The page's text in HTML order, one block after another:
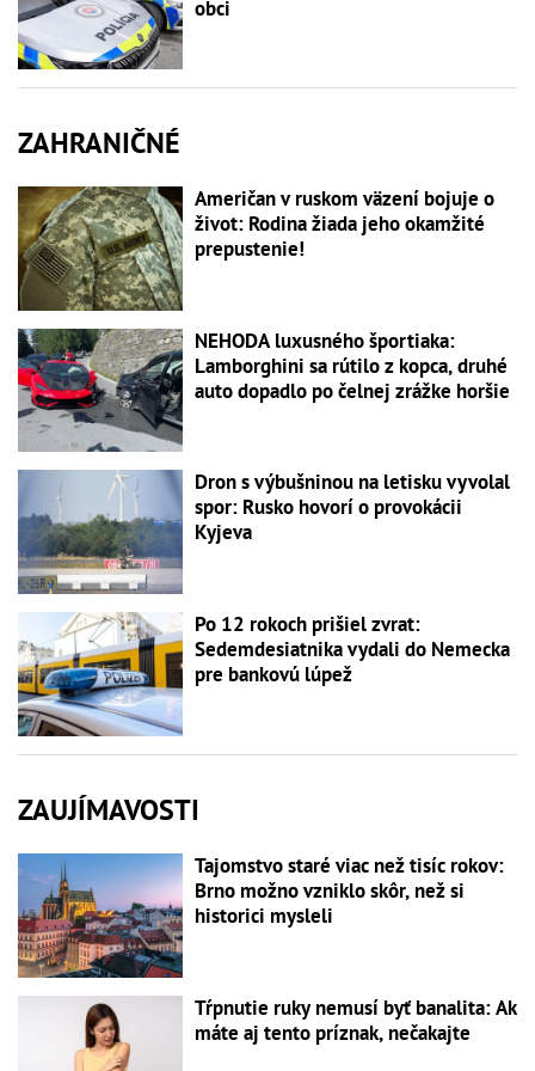
obci
ZAHRANIČNÉ
Američan v ruskom väzení bojuje o
život: Rodina žiada jeho okamžité
prepustenie!
NEHODA luxusného športiaka:
Lamborghini sa rútilo z kopca, druhé
auto dopadlo po čelnej zrážke horšie
Dron s výbušninou na letisku vyvolal
spor: Rusko hovorí o provokácii
Kyjeva
Po 12 rokoch prišiel zvrat:
Sedemdesiatnika vydali do Nemecka
pre bankovú lúpež
ZAUJÍMAVOSTI
Tajomstvo staré viac než tisíc rokov:
Brno možno vzniklo skôr, než si
historici mysleli
Tŕpnutie ruky nemusí byť banalita: Ak
máte aj tento príznak, nečakajte